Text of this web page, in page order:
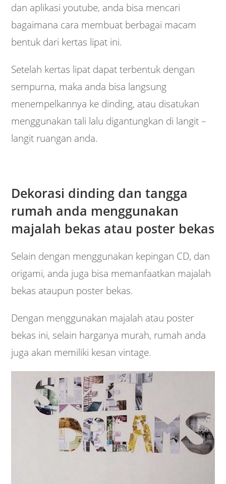
dan aplikasi youtube, anda bisa mencari
bagaimana cara membuat berbagai macam
bentuk dari kertas lipat ini.
Setelah kertas lipat dapat terbentuk dengan
sempurna, maka anda bisa langsung
menempelkannya ke dinding, atau disatukan
menggunakan tali lalu digantungkan di langit –
langit ruangan anda.
Dekorasi dinding dan tangga
rumah anda menggunakan
majalah bekas atau poster bekas
Selain dengan menggunakan kepingan CD, dan
origami, anda juga bisa memanfaatkan majalah
bekas ataupun poster bekas.
Dengan menggunakan majalah atau poster
bekas ini, selain harganya murah, rumah anda
juga akan memiliki kesan vintage.